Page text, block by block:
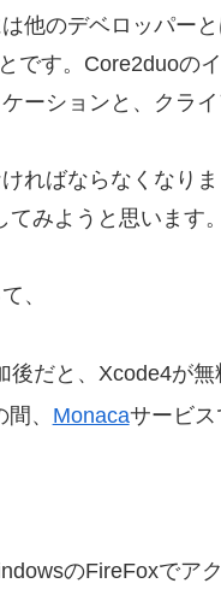
他のデベロッパー
です。Core2duoの
ーションと、クラ
ればならなくなり
みようと思います。
、
だと、Xcode4が無
、 Monacaサービス
のFireFoxでア